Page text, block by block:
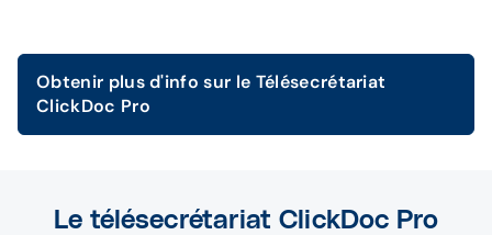
Obtenir plus d'info sur le Télésecrétariat
ClickDoc Pro
Le télésecrétariat ClickDoc Pro